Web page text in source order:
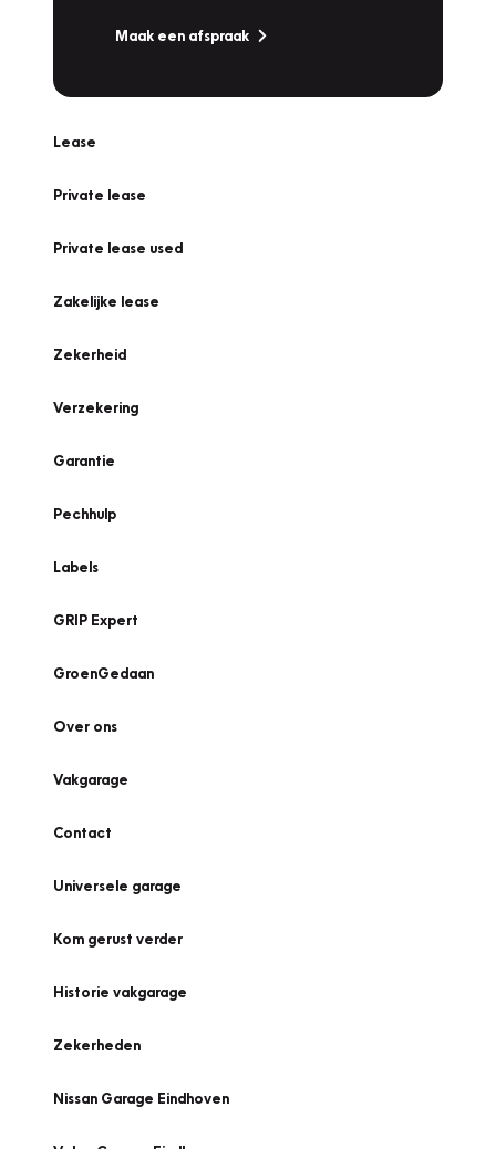
Maak een afspraak
Lease
Private lease
Private lease used
Zakelijke lease
Zekerheid
Verzekering
Garantie
Pechhulp
Labels
GRIP Expert
GroenGedaan
Over ons
Vakgarage
Contact
Universele garage
Kom gerust verder
Historie vakgarage
Zekerheden
Nissan Garage Eindhoven